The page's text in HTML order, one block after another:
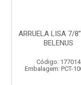
ARRUELA LISA 7/
BELENUS
Código: 177014
Embalagem: PCT-